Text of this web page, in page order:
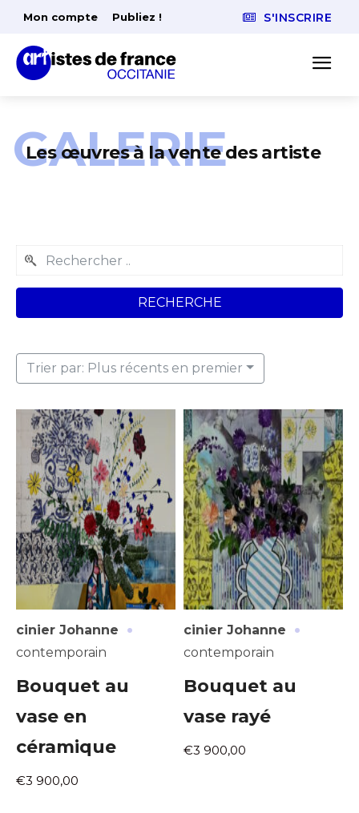
Mon compte Publiez ! S'INSCRIRE
Les œuvres à la vente des artiste
GALERIE
RECHERCHE
Trier par: Plus récents en premier
cinier Johanne ·
contemporain
Bouquet au
vase en
céramique
€3 900,00
cinier Johanne ·
contemporain
Bouquet au
vase rayé
€3 900,00